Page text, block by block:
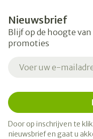
Nieuwsbrief
Blijf op de hoogte
promoties
Door op inschrijven te
nieuwsbrief en gaat u